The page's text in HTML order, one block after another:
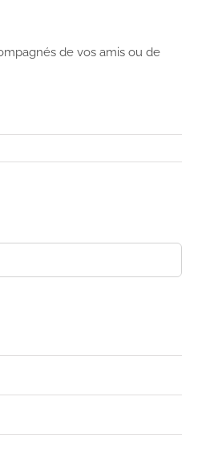
de vos amis ou de